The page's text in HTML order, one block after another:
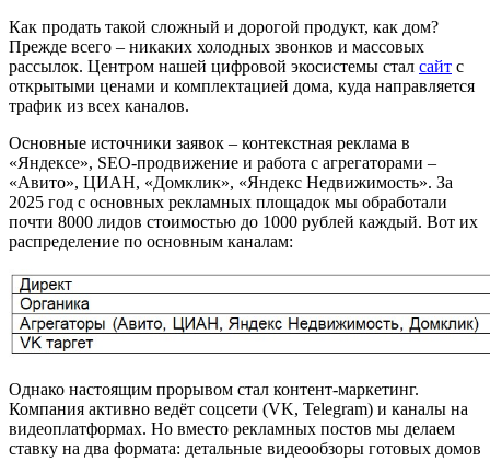
Как продать такой сложный и дорогой продукт, как дом?
Прежде всего – никаких холодных звонков и массовых
рассылок. Центром нашей цифровой экосистемы стал сайт с
открытыми ценами и комплектацией дома, куда направляется
трафик из всех каналов.
Основные источники заявок – контекстная реклама в
«Яндексе», SEO-продвижение и работа с агрегаторами –
«Авито», ЦИАН, «Домклик», «Яндекс Недвижимость». За
2025 год с основных рекламных площадок мы обработали
почти 8000 лидов стоимостью до 1000 рублей каждый. Вот их
распределение по основным каналам:
Однако настоящим прорывом стал контент-маркетинг.
Компания активно ведёт соцсети (VK, Telegram) и каналы на
видеоплатформах. Но вместо рекламных постов мы делаем
ставку на два формата: детальные видеообзоры готовых домов